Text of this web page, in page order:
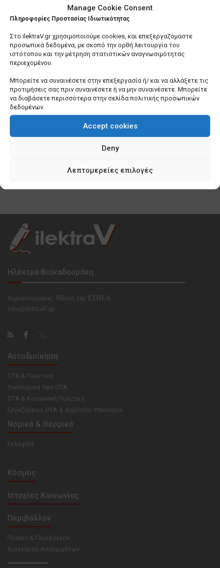
Manage Cookie Consent
Πληροφορίες Προστασίας Ιδιωτικότητας
Στο ilektraV.gr χρησιμοποιούμε cookies, και επεξεργαζόμαστε
προσωπικά δεδομένα, με σκοπό την ορθή λειτουργία του
ιστότοπου και την μέτρηση στατιστικών αναγνωσιμότητας
περιεχομένου.
Μπορείτε να συναινέσετε στην επεξεργασία ή/ και να αλλάξετε τις
προτιμήσεις σας πριν συναινέσετε ή να μην συναινέσετε. Μπορείτε
να διαβάσετε περισσότερα στην σελίδα πολιτικής προσωπικών
δεδομένων.
Accept cookies
Deny
Λεπτομερείες επιλογές
Θεσσαλονίκη: Βιασύνη του
… τα «σπιτάκια ανακύκλωσης»
0 SHARES
Λίγα πράγματα που δεν γνωρίζετε για εμένα
0 SHARES
Σε τέλμα οι Υπηρεσίες Δόμησης των Δήμων –
Ερωτήματα για το μέλλον τους
0 SHARES
προσφυγόπουλα του Ελαιώνα
Ηλέκτρα Βισκαδουράκη
Δημοσιογράφος, Μέλος της ΕΣHΕΑ
info@ilektraV.gr
Αυτοδιοίκηση
ΟΤΑ & Πολιτική
Οικονομικά των ΟΤΑ
ΟΤΑ & Κοινωνική Πολιτική
Εργαζόμενοι ΟΤΑ & Δημόσιοι Υπάλληλοι
Νομικά & Θεσμικά
Εκλογικά
Κόσμος
Ιστορίες Κοινωνίας
Περιβάλλον
Πόλεις & Περιβάλλον
Διαχείριση Απορριμάτων